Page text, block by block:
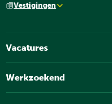
Vestigingen
Vacatures
Werkzoekend